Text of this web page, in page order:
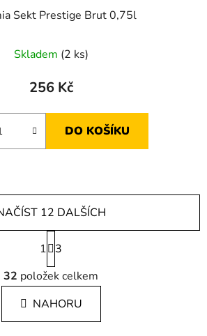
Sekt Prestige Brut 0,75l
Skladem (2 ks)
256 Kč
DO KOŠÍKU
O
v
l
á
d
12 DALŠÍCH
S
t
r
á
n
k
1
3
32 položek celkem
NAHORU